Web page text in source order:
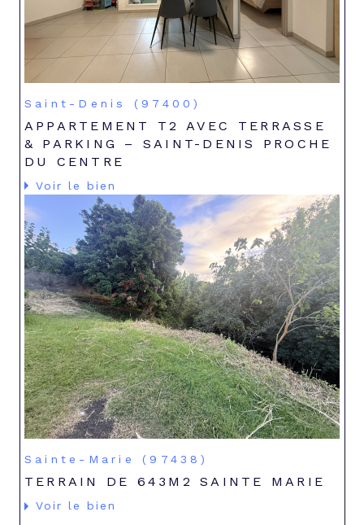
Saint-Denis (97400)
APPARTEMENT T2 AVEC TERRASSE
& PARKING – SAINT-DENIS PROCHE
DU CENTRE
Voir le bien
Sainte-Marie (97438)
TERRAIN DE 643M2 SAINTE MARIE
Voir le bien